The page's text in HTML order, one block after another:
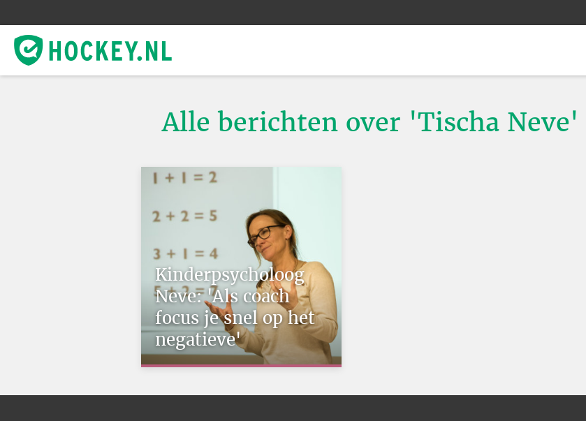
Alle berichten over 'Tischa Neve'
Kinderpsycholoog
Neve: 'Als coach
focus je snel op het
negatieve'